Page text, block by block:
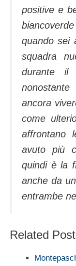
positive e
quando sei
squadra
durante
ancora
come
affrontano
avuto più
quindi è la
anche da
entrambe
Related